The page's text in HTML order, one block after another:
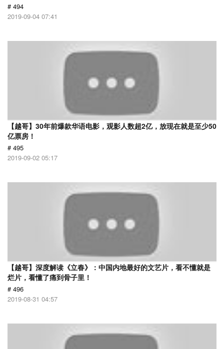
# 494
2019-09-04 07:41
【越哥】30年前爆款华语电影，观影人数超2亿，放现在就是至少50
亿票房！
# 495
2019-09-02 05:17
【越哥】深度解读《立春》：中国内地最好的文艺片，看不懂就是
烂片，看懂了痛到骨子里！
# 496
2019-08-31 04:57